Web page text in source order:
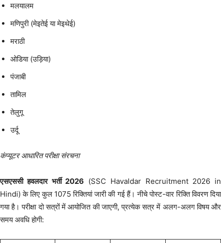
मलयालम
मणिपुरी (मेइतेई या मेइथेई)
मराठी
ओडिया (उड़िया)
पंजाबी
तामिल
तेलुगू
उर्दू
कंप्यूटर आधारित परीक्षा संरचना
एसएससी हवलदार भर्ती 2026 (SSC Havaldar Recruitment 2026 in
Hindi) के लिए कुल 1075 रिक्तियां जारी की गई हैं। नीचे पोस्ट-वार रिक्ति विवरण दिया
गया है। परीक्षा दो सत्रों में आयोजित की जाएगी, प्रत्येक सत्र में अलग-अलग विषय और
समय अवधि होगी: